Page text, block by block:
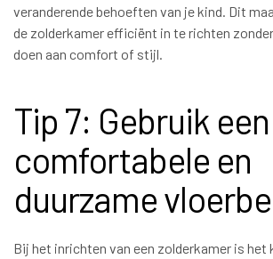
veranderende behoeften van je kind. Dit
de zolderkamer efficiënt in te richten
doen aan comfort of stijl.
Tip 7: Gebruik een
comfortabele en
duurzame
Bij het inrichten van een zolderkamer is het